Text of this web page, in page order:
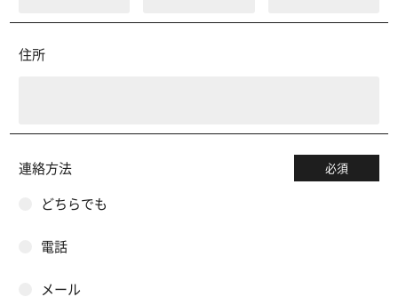
住所
連絡方法 必須
どちらでも
電話
メール